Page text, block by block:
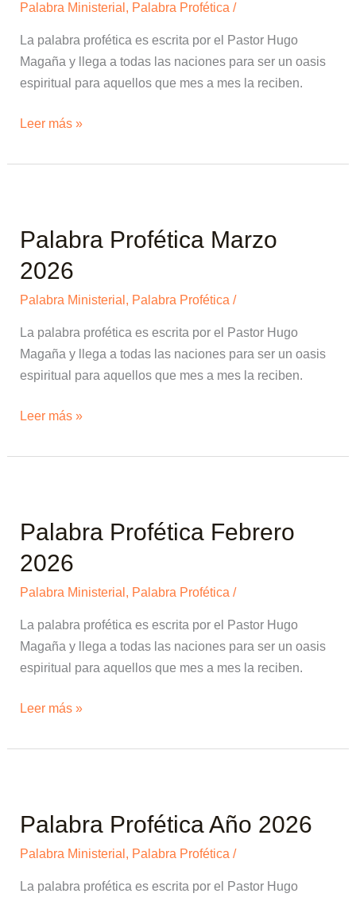
Palabra Ministerial , Palabra Profética /
La palabra profética es escrita por el Pastor Hugo
Magaña y llega a todas las naciones para ser un oasis
espiritual para aquellos que mes a mes la reciben.
Leer más »
Palabra Profética Marzo
2026
Palabra Ministerial , Palabra Profética /
La palabra profética es escrita por el Pastor Hugo
Magaña y llega a todas las naciones para ser un oasis
espiritual para aquellos que mes a mes la reciben.
Marzo
Leer más »
Palabra Profética Febrero
2026
Palabra Ministerial , Palabra Profética /
La palabra profética es escrita por el Pastor Hugo
Magaña y llega a todas las naciones para ser un oasis
espiritual para aquellos que mes a mes la reciben.
Febrero
Leer más »
Palabra Profética Año 2026
Palabra Ministerial , Palabra Profética /
La palabra profética es escrita por el Pastor Hugo
Año